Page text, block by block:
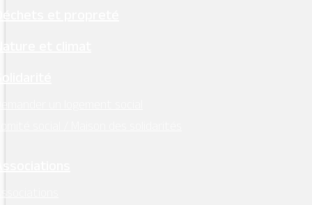
et propreté
et climat
un logement social
social / Maison des solidarités